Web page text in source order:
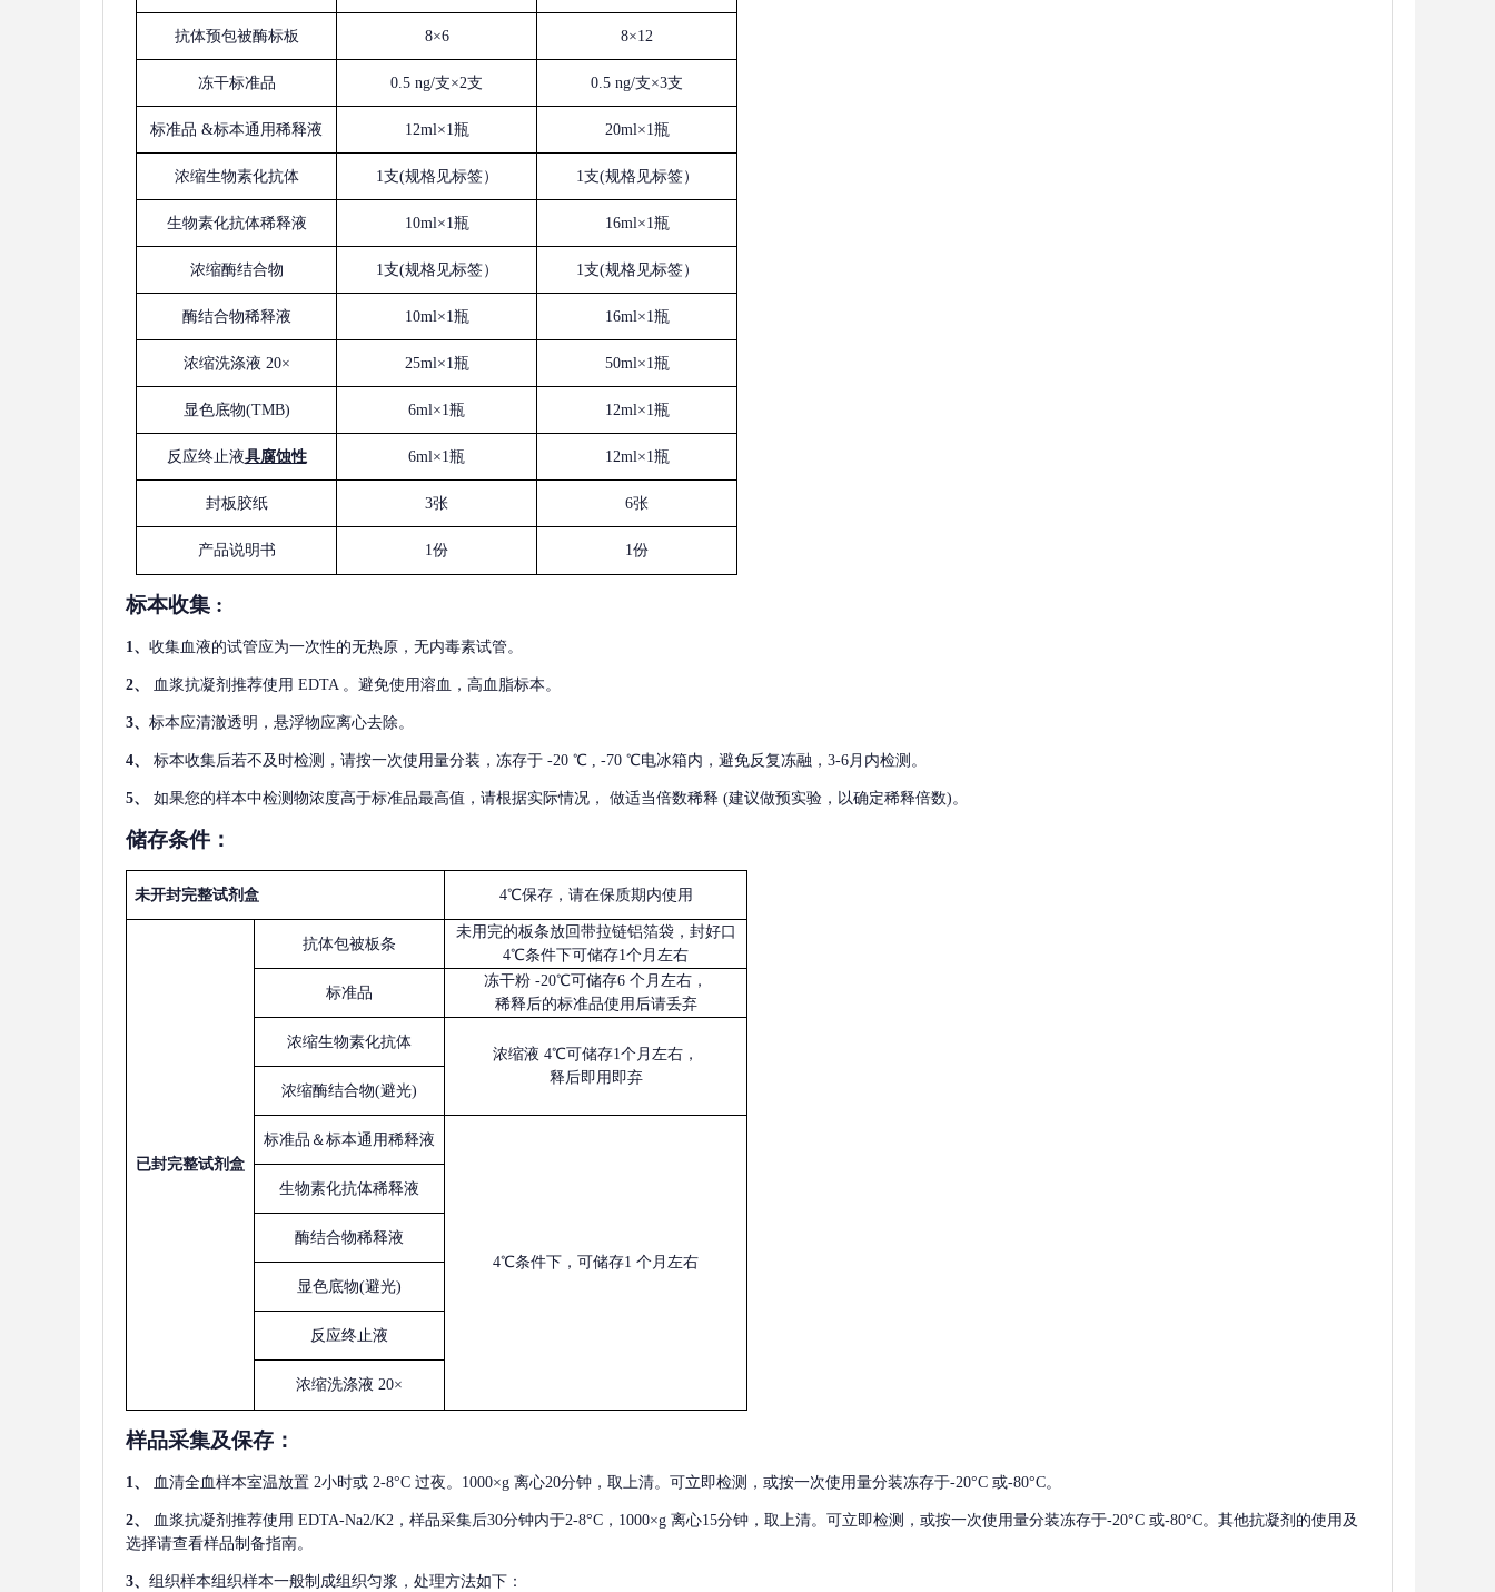
抗体预包被酶标板 8×6 8×12
冻干标准品 0.5 ng/支×2支 0.5 ng/支×3支
标准品 &标本通用稀释液 12ml×1瓶 20ml×1瓶
浓缩生物素化抗体 1支(规格见标签） 1支(规格见标签）
生物素化抗体稀释液 10ml×1瓶 16ml×1瓶
浓缩酶结合物 1支(规格见标签） 1支(规格见标签）
酶结合物稀释液 10ml×1瓶 16ml×1瓶
浓缩洗涤液 20× 25ml×1瓶 50ml×1瓶
显色底物(TMB) 6ml×1瓶 12ml×1瓶
反应终止液具腐蚀性 6ml×1瓶 12ml×1瓶
封板胶纸 3张 6张
产品说明书 1份 1份
标本收集 :
1、 收集血液的试管应为一次性的无热原，无内毒素试管。
2、 血浆抗凝剂推荐使用 EDTA 。避免使用溶血，高血脂标本。
3、 标本应清澈透明，悬浮物应离心去除。
4、 标本收集后若不及时检测，请按一次使用量分装，冻存于 -20 ℃ , -70 ℃电冰箱内，避免反复冻融，3-6月内检测。
5、 如果您的样本中检测物浓度高于标准品最高值，请根据实际情况， 做适当倍数稀释 (建议做预实验，以确定稀释倍数)。
储存条件：
未开封完整试剂盒 4℃保存，请在保质期内使用
已封完整试剂盒
抗体包被板条
未用完的板条放回带拉链铝箔袋，封好口
4℃条件下可储存1个月左右
标准品
冻干粉 -20℃可储存6 个月左右，
稀释后的标准品使用后请丢弃
浓缩生物素化抗体
浓缩液 4℃可储存1个月左右，
释后即用即弃
浓缩酶结合物(避光)
标准品＆标本通用稀释液
4℃条件下，可储存1 个月左右
生物素化抗体稀释液
酶结合物稀释液
显色底物(避光)
反应终止液
浓缩洗涤液 20×
样品采集及保存 ：
1、 血清全血样本室温放置 2小时或 2-8°C 过夜。1000×g 离心20分钟，取上清。可立即检测，或按一次使用量分装冻存于-20°C 或-80°C。
2、 血浆抗凝剂推荐使用 EDTA-Na2/K2，样品采集后30分钟内于2-8°C，1000×g 离心15分钟，取上清。可立即检测，或按一次使用量分装冻存于-20°C 或-80°C。其他抗凝剂的使用及
选择请查看样品制备指南。
3、 组织样本组织样本一般制成组织匀浆，处理方法如下：